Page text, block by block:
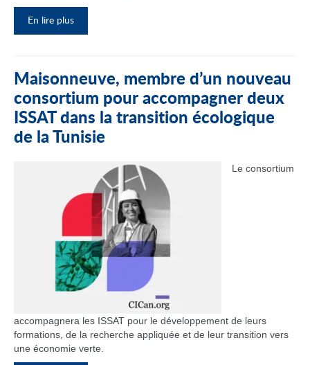
En lire plus
Maisonneuve, membre d’un nouveau
consortium pour accompagner deux
ISSAT dans la transition écologique
de la Tunisie
Le consortium
accompagnera les ISSAT pour le développement de leurs
formations, de la recherche appliquée et de leur transition vers
une économie verte.